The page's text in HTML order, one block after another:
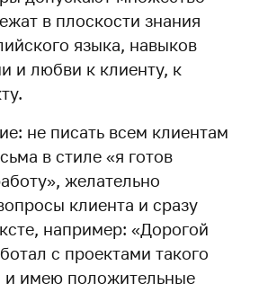
в плоскости знания
языка, навыков
и любви к клиенту, к
не писать всем клиентам
в стиле «я готов
желательно
клиента и сразу
например: «Дорогой
с проектами такого
имею положительные